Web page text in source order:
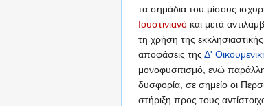
τα σημάδια του μίσους
Ιουστινιανό και μετά
τη χρήση της
αποφάσεις της Δ'
μονοφυσιτισμό, ενώ
δυσφορία, σε σημείο οι
στήριξη προς τους